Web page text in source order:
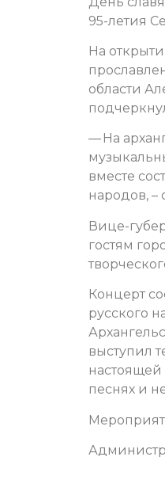
95-летия
На
области
— На
вместе
народов, –
Вице-
гостям
Концерт
русского
выступил
песнях и